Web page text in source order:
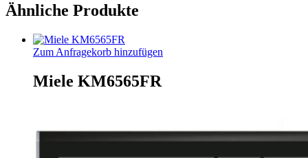
Ähnliche Produkte
Zum Anfragekorb hinzufügen
Miele KM6565FR